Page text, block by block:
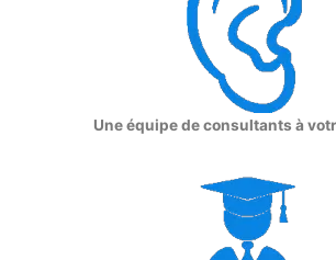
Une équipe de consultants à